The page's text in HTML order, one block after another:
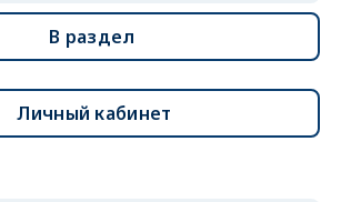
В раздел
Личный кабинет